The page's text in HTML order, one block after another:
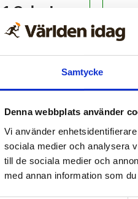
Samtycke
Denna webbplats använder
Vi använder
sociala medier och analysera
till de sociala medier och
med annan information som
kr!
Redan